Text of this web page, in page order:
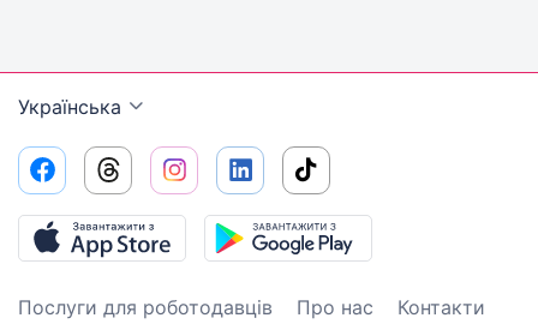
Українська
Послуги для роботодавців Про нас Контакти